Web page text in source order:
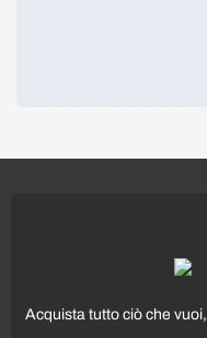
Acquista tutto ciò che